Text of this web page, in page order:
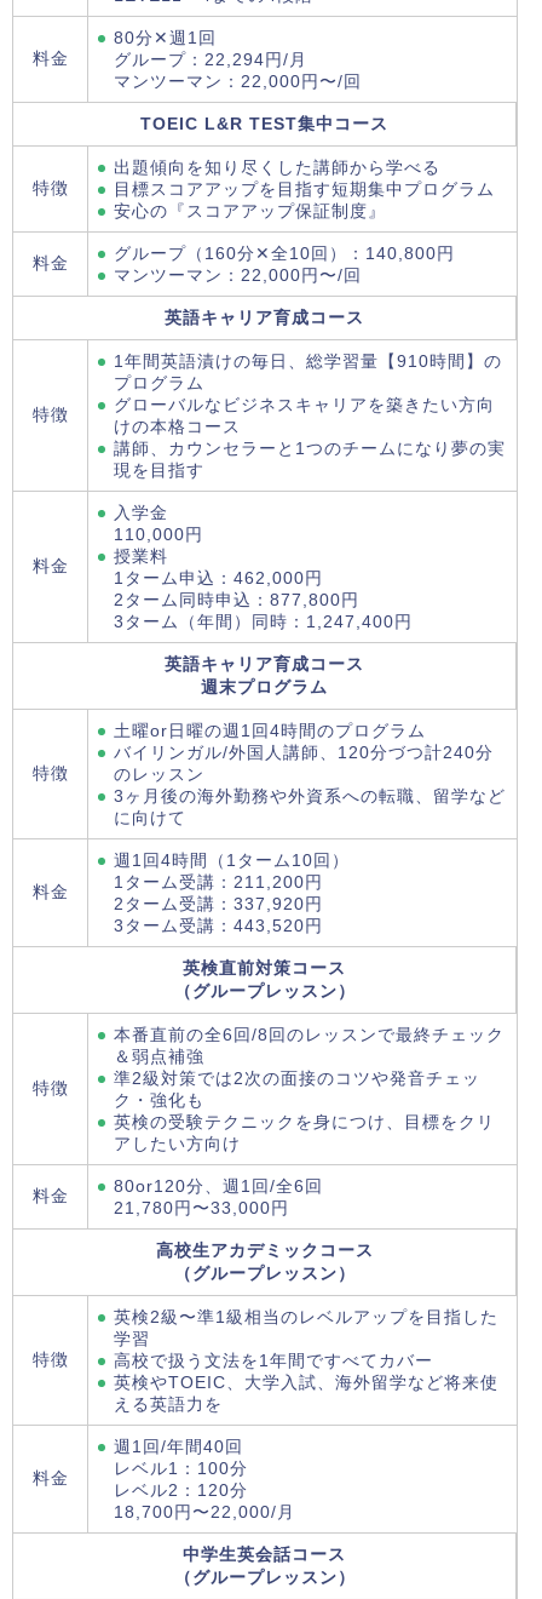
料金
80分✕週1回
グループ：22,294円/月
マンツーマン：22,000円〜/回
TOEIC L&R TEST集中コース
特徴
出題傾向を知り尽くした講師から学べる
目標スコアアップを目指す短期集中プログラム
安心の『スコアアップ保証制度』
料金
グループ（160分✕全10回）：140,800円
マンツーマン：22,000円〜/回
英語キャリア育成コース
特徴
1年間英語漬けの毎日、総学習量【910時間】の
プログラム
グローバルなビジネスキャリアを築きたい方向
けの本格コース
講師、カウンセラーと1つのチームになり夢の実
現を目指す
料金
入学金
110,000円
授業料
1ターム申込：462,000円
2ターム同時申込：877,800円
3ターム（年間）同時：1,247,400円
英語キャリア育成コース
週末プログラム
特徴
土曜or日曜の週1回4時間のプログラム
バイリンガル/外国人講師、120分づつ計240分
のレッスン
3ヶ月後の海外勤務や外資系への転職、留学など
に向けて
料金
週1回4時間（1ターム10回）
1ターム受講：211,200円
2ターム受講：337,920円
3ターム受講：443,520円
英検直前対策コース
（グループレッスン）
特徴
本番直前の全6回/8回のレッスンで最終チェック
＆弱点補強
準2級対策では2次の面接のコツや発音チェッ
ク・強化も
英検の受験テクニックを身につけ、目標をクリ
アしたい方向け
料金
80or120分、週1回/全6回
21,780円〜33,000円
高校生アカデミックコース
（グループレッスン）
特徴
英検2級〜準1級相当のレベルアップを目指した
学習
高校で扱う文法を1年間ですべてカバー
英検やTOEIC、大学入試、海外留学など将来使
える英語力を
料金
週1回/年間40回
レベル1：100分
レベル2：120分
18,700円〜22,000/月
中学生英会話コース
（グループレッスン）